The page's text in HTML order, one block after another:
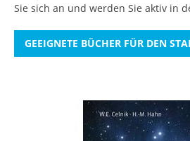
Sie sich an und werden Sie aktiv in
GEEIGNETE BÜCHER FÜR DEN